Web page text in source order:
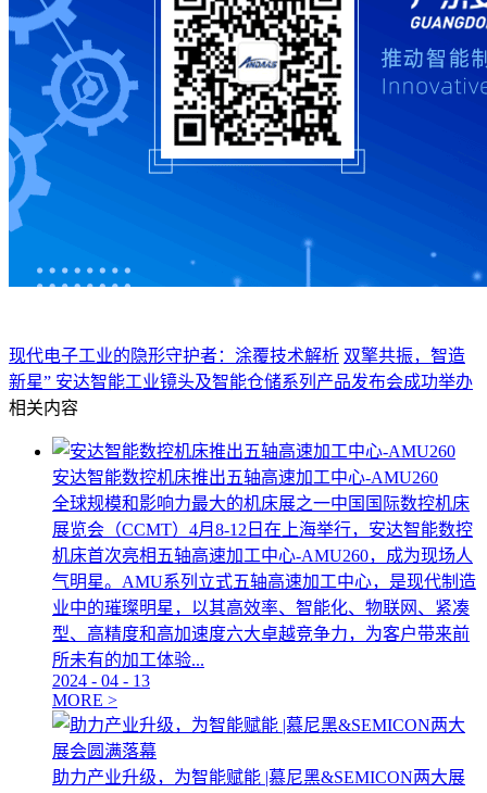
现代电子工业的隐形守护者：涂覆技术解析 双擎共振，智造
新星” 安达智能工业镜头及智能仓储系列产品发布会成功举办
相关内容
安达智能数控机床推出五轴高速加工中心-AMU260
全球规模和影响力最大的机床展之一中国国际数控机床
展览会（CCMT）4月8-12日在上海举行，安达智能数控
机床首次亮相五轴高速加工中心-AMU260，成为现场人
气明星。AMU系列立式五轴高速加工中心，是现代制造
业中的璀璨明星，以其高效率、智能化、物联网、紧凑
型、高精度和高加速度六大卓越竞争力，为客户带来前
所未有的加工体验...
2024 - 04 - 13
MORE >
助力产业升级，为智能赋能 |慕尼黑&SEMICON两大展